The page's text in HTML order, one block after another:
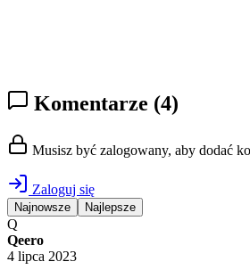
Komentarze (4)
Musisz być zalogowany, aby dodać
Zaloguj się
Najnowsze Najlepsze
Q
Qeero
4 lipca 2023